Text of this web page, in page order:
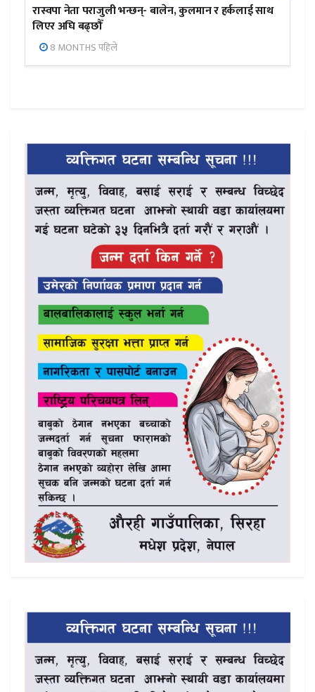
रास्वपा नेता पराजुली भन्छन्- बालेन, कुलमान र हर्कलाई साथ
लिएर अघि बढ्छौँ
8 MONTHS पहिले